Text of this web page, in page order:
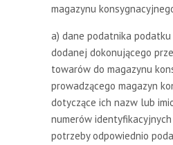
magazynu
a) dane podatnika
dodanej dokonującego
towarów do magazynu
prowadzącego magazyn
dotyczące ich nazw lub
numerów
potrzeby odpowiednio